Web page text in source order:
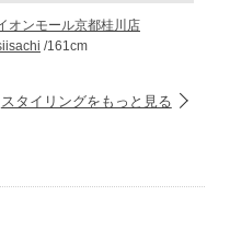
オンモール京都桂川店
/161cm
スタイリングをもっと見る